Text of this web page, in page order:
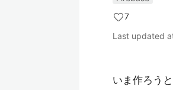
7
Last updated
いま作ろう